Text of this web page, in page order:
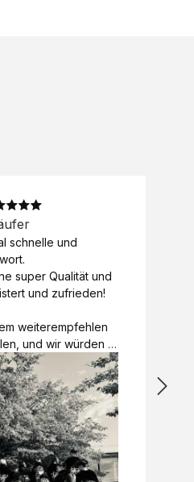
schnelle und
super Qualität und
und zufrieden!
weiterempfehlen
und wir würden
tun!
😊